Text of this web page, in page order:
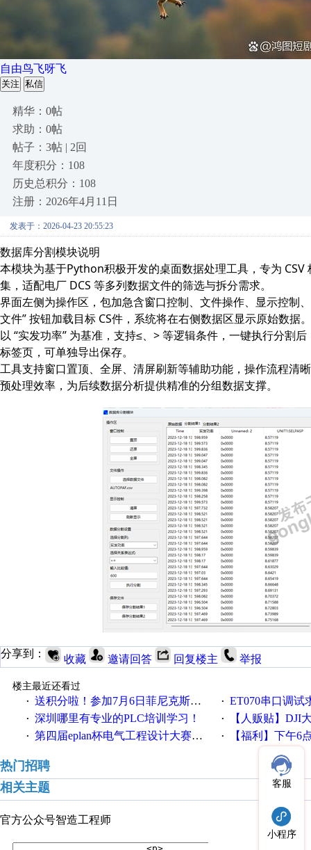
自由鸟飞呀飞
关注 私信
精华：0帖
求助：0帖
帖子：3帖 | 2回
年度积分：108
历史总积分：108
注册：2026年4月11日
发表于：2026-04-23 20:55:23
数据库分割模块说明
本模块为基于Python积极开发的桌面数据处理工具，专为
集，适配电厂 DCS 等多列数据文件的筛选与拆分需求。
界面左侧为操作区，包加急含窗口控制、文件操作、显示控制
文件” 按钮加载目标 CS件，系统将在右侧数据区显示原始数
以 “实发功率” 为基准，支持≤、> 等逻辑条件，一键执行分割
标签页，可单独导出保存。
工具支持窗口置顶、全屏、清屏刷新等辅助功能，操作流程清
预处理效率，为后续数据分析提供精准的分组数据支撑。
分享到： 收藏 邀请回答 回复楼主 举报
楼主最近还看过
· 送积分啦！参加7月6日菲尼克斯在线研讨会即得 · ET070串口调试
· 深圳哪里有专业的PLC培训学习！ · 【人贩贴】DJI大疆
· 第四届eplan杯电气工程设计大赛报名啦！！！ · 【福利】下午6点论坛大
热门招聘
相关主题
官方公众号智造工程师
客服
小程序